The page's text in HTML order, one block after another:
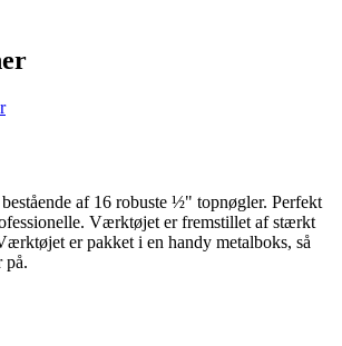
af 16 robuste ½" topnøgler. Perfekt
Værktøjet er fremstillet af stærkt
er pakket i en handy metalboks, så
på.